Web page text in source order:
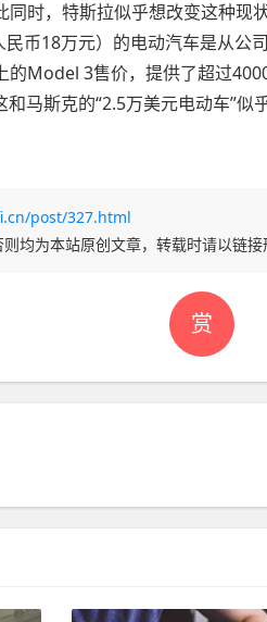
同时，特斯拉似乎想改变这种
币18万元）的电动汽车是从公
的Model 3售价，提供了超过
马斯克的“2.5万美元电动车”似
赏
post/327.html
均为本站原创文章，转载时请以链接